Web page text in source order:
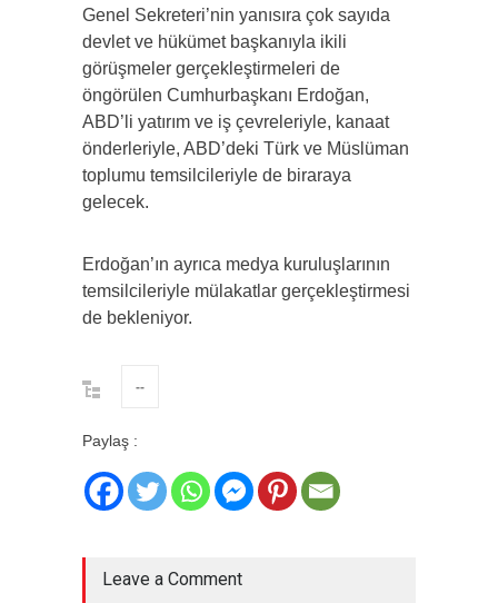
Genel Sekreteri’nin yanısıra çok sayıda
devlet ve hükümet başkanıyla ikili
görüşmeler gerçekleştirmeleri de
öngörülen Cumhurbaşkanı Erdoğan,
ABD’li yatırım ve iş çevreleriyle, kanaat
önderleriyle, ABD’deki Türk ve Müslüman
toplumu temsilcileriyle de biraraya
gelecek.
Erdoğan’ın ayrıca medya kuruluşlarının
temsilcileriyle mülakatlar gerçekleştirmesi
de bekleniyor.
--
Paylaş :
Leave a Comment